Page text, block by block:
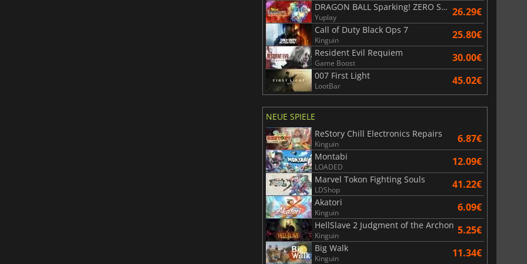
DRAGON BALL Sparking! ZERO Super Limit Breaking NEO
Yuplay 26.29€
Call of Duty Black Ops 7
Kinguin 25.80€
Resident Evil Requiem
Game Boost 30.00€
007 First Light
LootBar 45.02€
NEUE SPIELE
ReStory Chill Electronics Repairs
Kinguin 6.87€
Montabi
LOADED 12.09€
Marvel Tokon Fighting Souls
LDShop 41.22€
Akatori
Kinguin 6.09€
HellSlave 2 Judgment of the Archon
Kinguin 5.25€
Big Walk
Kinguin 11.34€